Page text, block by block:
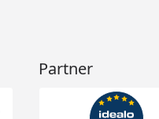
Partner